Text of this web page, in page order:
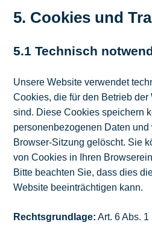
5. Cookies und
5.1 Technisch
Unsere Website verwendet
Cookies, die für den Betrieb der
sind. Diese Cookies speichern
personenbezogenen Daten
Browser-Sitzung gelöscht. Sie
von Cookies in Ihren
Bitte beachten Sie, dass dies
Website beeinträchtigen kann.
Rechtsgrundlage: Art. 6 Abs. 1